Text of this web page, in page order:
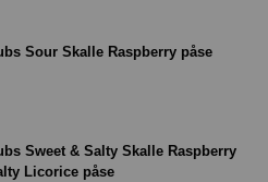
Sour Skalle Raspberry påse
Sweet & Salty Skalle Raspberry
Licorice påse